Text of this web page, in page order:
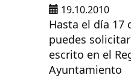
19.10.2010
Hasta el día 17
puedes
escrito en el
Ayuntamiento